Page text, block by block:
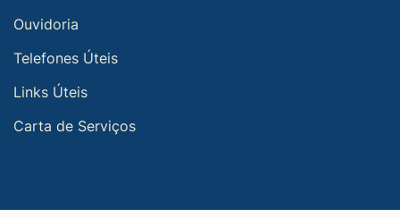
Ouvidoria
Telefones Úteis
Links Úteis
Carta de Serviços